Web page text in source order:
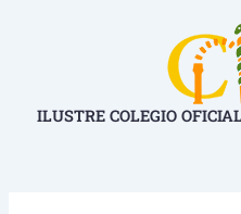
ILUSTRE COLEGIO